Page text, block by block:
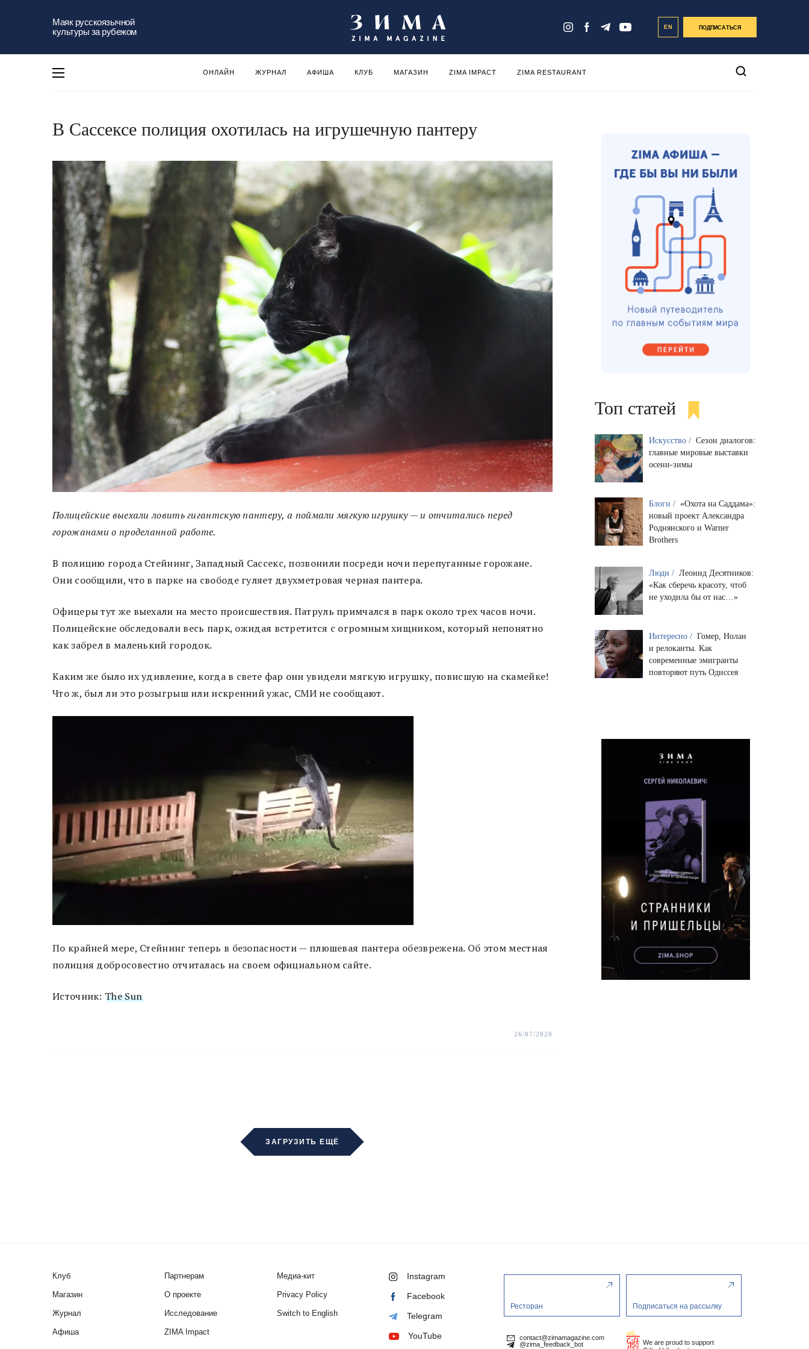
Маяк русскоязычной
культуры за рубежом
EN ПОДПИСАТЬСЯ
ОНЛАЙН ЖУРНАЛ АФИША КЛУБ МАГАЗИН ZIMA IMPACT ZIMA RESTAURANT
В Сассексе полиция охотилась на игрушечную пантеру
Полицейские выехали ловить гигантскую пантеру, а поймали мягкую игрушку — и отчитались перед
горожанами о проделанной работе.
В полицию города Стейнинг, Западный Сассекс, позвонили посреди ночи перепуганные горожане.
Они сообщили, что в парке на свободе гуляет двухметровая черная пантера.
Офицеры тут же выехали на место происшествия. Патруль примчался в парк около трех часов ночи.
Полицейские обследовали весь парк, ожидая встретится с огромным хищником, который непонятно
как забрел в маленький городок.
Каким же было их удивление, когда в свете фар они увидели мягкую игрушку, повисшую на скамейке!
Что ж, был ли это розыгрыш или искренний ужас, СМИ не сообщают.
По крайней мере, Стейнинг теперь в безопасности — плюшевая пантера обезврежена. Об этом местная
полиция добросовестно отчиталась на своем официальном сайте.
Источник: The Sun
26/07/2020
ЗАГРУЗИТЬ ЕЩЁ
Топ статей
Искусство / Сезон диалогов:
главные мировые выставки
осени-зимы
Блоги / «Охота на Саддама»:
новый проект Александра
Роднянского и Warner
Brothers
Люди / Леонид Десятников:
«Как сберечь красоту, чтоб
не уходила бы от нас…»
Интересно / Гомер, Нолан
и релоканты. Как
современные эмигранты
повторяют путь Одиссея
Клуб
Магазин
Журнал
Афиша
Партнерам
О проекте
Исследование
ZIMA Impact
Медиа-кит
Privacy Policy
Switch to English
Instagram
Facebook
Telegram
YouTube
Ресторан Подписаться на рассылку
contact@zimamagazine.com
@zima_feedback_bot
We are proud to support